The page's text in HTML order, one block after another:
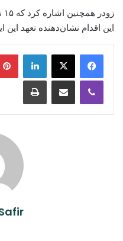
این اقدام نشان‌دهنده تعهد
Viber
Share via Email
Print